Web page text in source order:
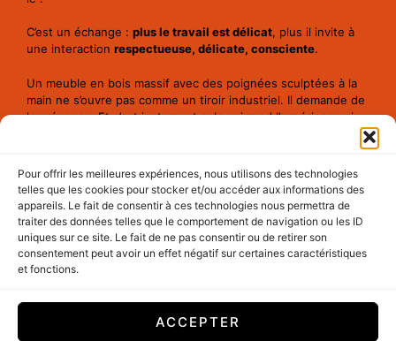
Pour offrir les meilleures expériences, nous utilisons des technologies
telles que les cookies pour stocker et/ou accéder aux informations des
appareils. Le fait de consentir à ces technologies nous permettra de
traiter des données telles que le comportement de navigation ou les ID
uniques sur ce site. Le fait de ne pas consentir ou de retirer son
consentement peut avoir un effet négatif sur certaines caractéristiques
et fonctions.
ACCEPTER
C’est un échange : plus le travail est délicat, plus il invite à
une interaction respectueuse, délicate, consciente.
Un meuble en bois massif avec des poignées sculptées à la
main ne s’ouvre pas comme un tiroir industriel. Il demande de
la présence. Et c’est justement cela qui rend l’expérience si
Créer des poignées avec intention
Dans mes créations, je considère la poignée commeune
micro-architecture. Elle concentre :
• l’ergonomie,
philosophie du meubledans un seul petit geste de